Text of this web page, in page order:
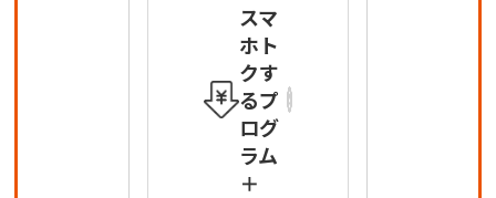
スマ
ホト
クす
るプ
ログ
ラム
＋